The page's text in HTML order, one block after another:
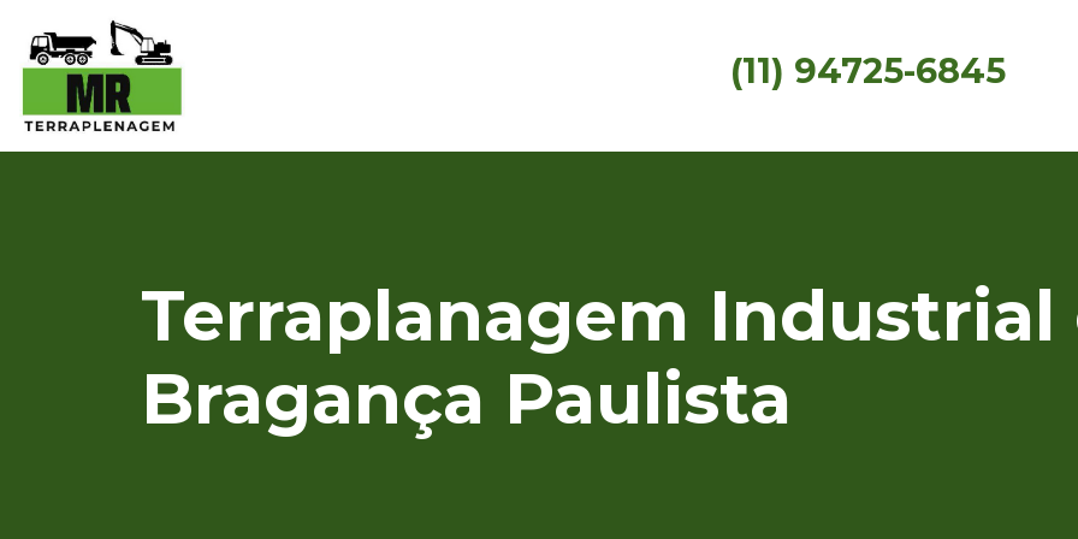
(11) 94725-6845
Terraplanagem Industrial
Bragança Paulista